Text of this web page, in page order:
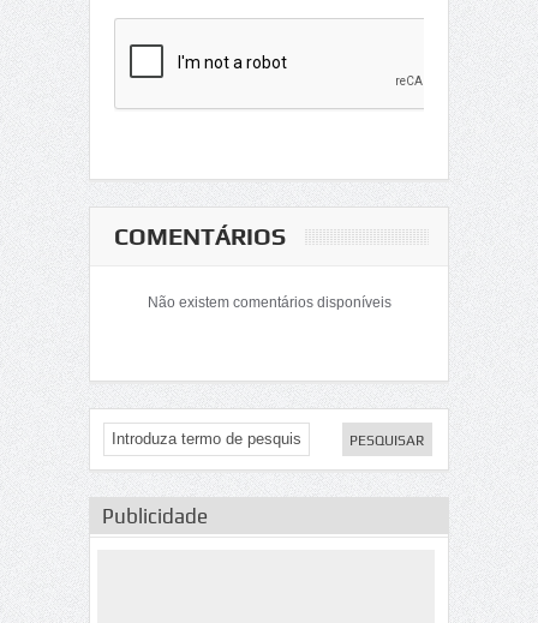
COMENTÁRIOS
Não existem comentários disponíveis
Publicidade